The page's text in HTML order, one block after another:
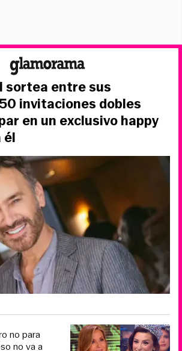
sortea entre sus
invitaciones dobles
en un exclusivo happy
él
no para
no va a